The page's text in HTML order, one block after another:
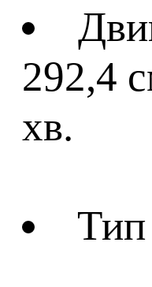
292,4
хв.
Тип